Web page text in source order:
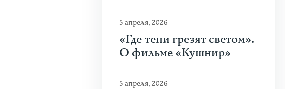
5 апреля, 2026
«Где тени грезят светом».
О фильме «Кушнир»
5 апреля, 2026